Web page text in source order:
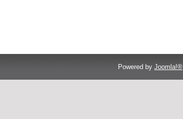
Powered by Joomla!®